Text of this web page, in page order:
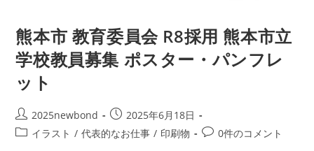
熊本市 教育委員会 R8採用 熊本市立
学校教員募集 ポスター・パンフレ
ット
投
稿
2025newbond
投
稿
公
2025年6月18日
投 イラスト / 代表的なお仕事 / 印刷物
投 0件のコメント